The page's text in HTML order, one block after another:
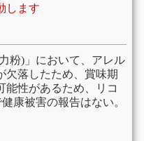
します
粉)」において、アレル
欠落したため、賞味期
能性があるため、リコ
康被害の報告はない。